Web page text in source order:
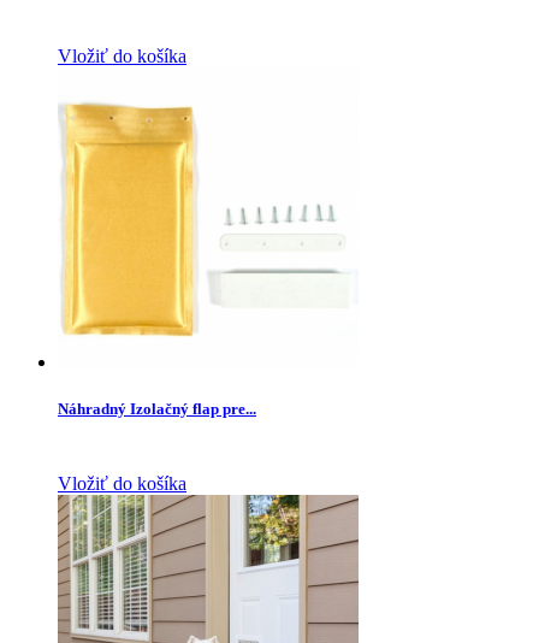
Vložiť do košíka
Náhradný Izolačný flap pre...
Vložiť do košíka